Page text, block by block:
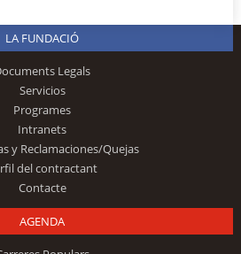
LA FUNDACIÓ
Legals
Servicios
Programes
Intranets
y Reclamaciones/Quejas
del contractant
Contacte
AGENDA